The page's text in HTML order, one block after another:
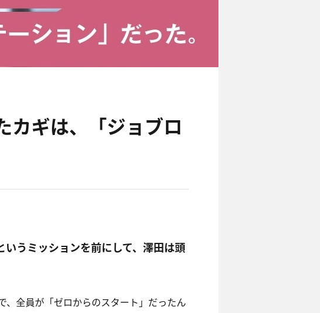
カギは、「ジョブロ
いうミッションを前にして、澤田は頭
全員が「ゼロからのスタート」だったん